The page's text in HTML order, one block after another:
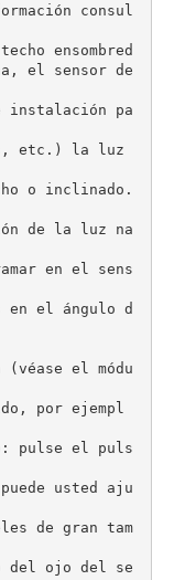
consul
ensombred
el sensor de
instalación pa
etc.) la luz
o inclinado.
de la luz na
en el sens
en el ángulo d
el módu
por ejempl
pulse el puls
usted aju
de gran tam
del ojo del se